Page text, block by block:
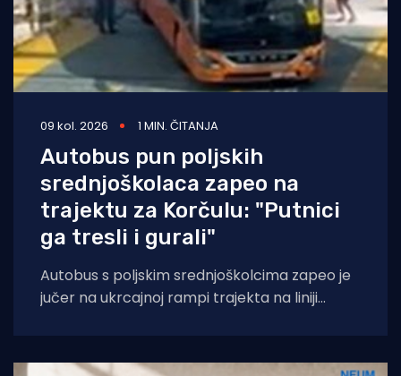
09 kol. 2026 1 MIN. ČITANJA
Autobus pun poljskih
srednjoškolaca zapeo na
trajektu za Korčulu: "Putnici
ga tresli i gurali"
Autobus s poljskim srednjoškolcima zapeo je
jučer na ukrcajnoj rampi trajekta na liniji